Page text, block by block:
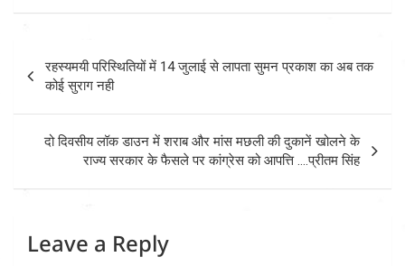
navigation
रहस्यमयी परिस्थितियों में 14 जुलाई से लापता सुमन प्रकाश का अब तक
कोई सुराग नही
दो दिवसीय लॉक डाउन में शराब और मांस मछली की दुकानें खोलने के
राज्य सरकार के फैसले पर कांग्रेस को आपत्ति ….प्रीतम सिंह
Leave a Reply